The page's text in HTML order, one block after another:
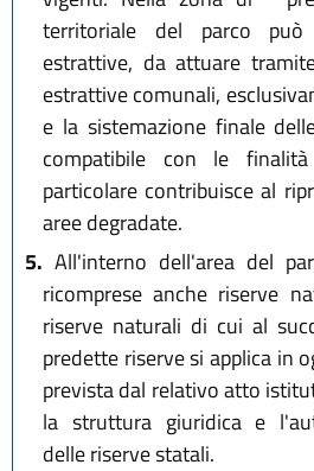
territoriale del parco può
estrattive, da attuare
estrattive comunali,
e la sistemazione finale
compatibile con le
particolare contribuisce al
aree degradate.
5. All'interno dell'area del
ricomprese anche riserve
riserve naturali di cui al
predette riserve si applica in
prevista dal relativo atto
la struttura giuridica e
delle riserve statali.